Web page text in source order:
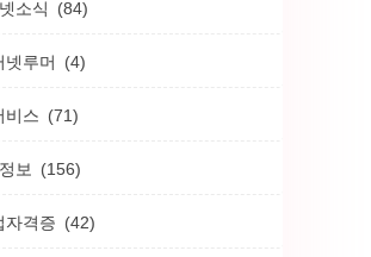
소식 (84)
넷루머 (4)
비스 (71)
보 (156)
자격증 (42)